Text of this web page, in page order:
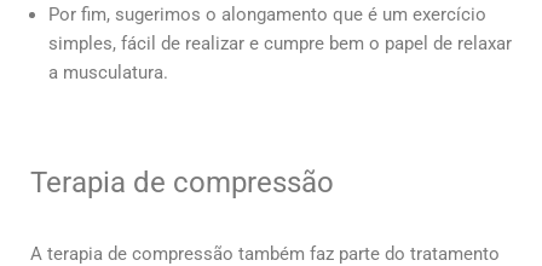
Por fim, sugerimos o alongamento que é um exercício
simples, fácil de realizar e cumpre bem o papel de relaxar
a musculatura.
Terapia de compressão
A terapia de compressão também faz parte do tratamento